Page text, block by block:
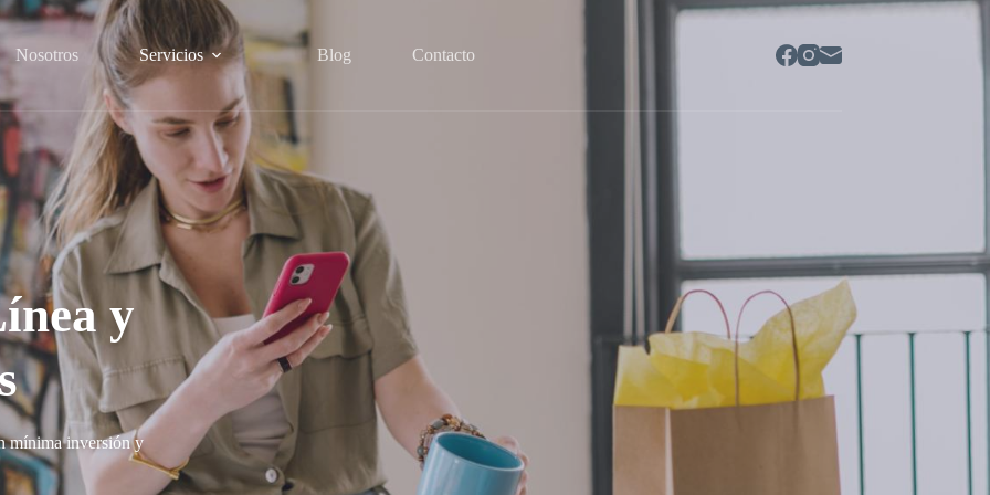
Nosotros Servicios Blog
Contacto
y
mínima inversión y